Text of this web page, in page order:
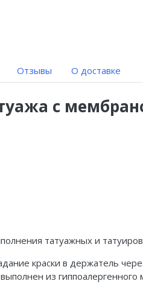
Отзывы О доставке
с
татуажных и
краски в держатель
из